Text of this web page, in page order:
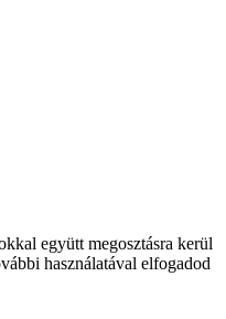
együtt megosztásra kerül
használatával elfogadod